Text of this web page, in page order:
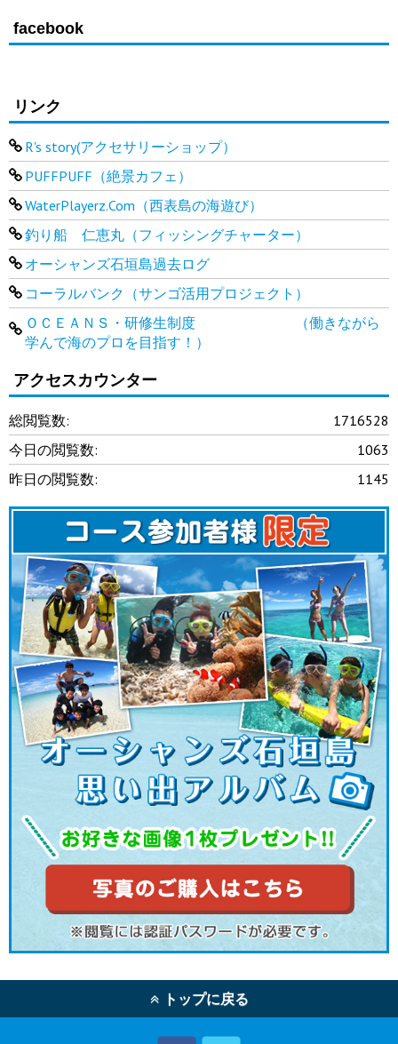
facebook
リンク
R's story(アクセサリーショップ）
PUFFPUFF（絶景カフェ）
WaterPlayerz.Com（西表島の海遊び）
釣り船 仁恵丸（フィッシングチャーター）
オーシャンズ石垣島過去ログ
コーラルバンク（サンゴ活用プロジェクト）
ＯＣＥＡＮＳ・研修生制度 （働きながら
学んで海のプロを目指す！）
アクセスカウンター
1716528
総閲覧数:
1063
今日の閲覧数:
1145
昨日の閲覧数:
トップに戻る